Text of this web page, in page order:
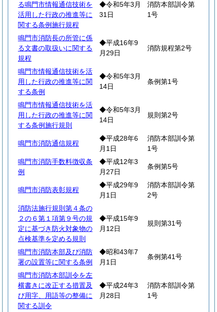
る鳴門市情報通信技術を
活用した行政の推進等に
関する条例施行規程
◆令和5年3月
31日
消防本部訓令第
1号
鳴門市消防長の所管に係
る文書の取扱いに関する
規程
◆平成16年9
月29日
消防規程第2号
鳴門市情報通信技術を活
用した行政の推進等に関
する条例
◆令和5年3月
14日
条例第1号
鳴門市情報通信技術を活
用した行政の推進等に関
する条例施行規則
◆令和5年3月
14日
規則第2号
鳴門市消防通信規程
◆平成28年6
月1日
消防本部訓令第
1号
鳴門市消防手数料徴収条
例
◆平成12年3
月27日
条例第5号
鳴門市消防表彰規程
◆平成29年9
月1日
消防本部訓令第
2号
消防法施行規則第４条の
２の６第１項第９号の規
定に基づき防火対象物の
点検基準を定める規則
◆平成15年9
月12日
規則第31号
鳴門市消防本部及び消防
署の設置等に関する条例
◆昭和43年7
月1日
条例第41号
鳴門市消防本部訓令を左
横書きに改正する措置及
び用字、用語等の整備に
関する訓令
◆平成24年3
月28日
消防本部訓令第
1号